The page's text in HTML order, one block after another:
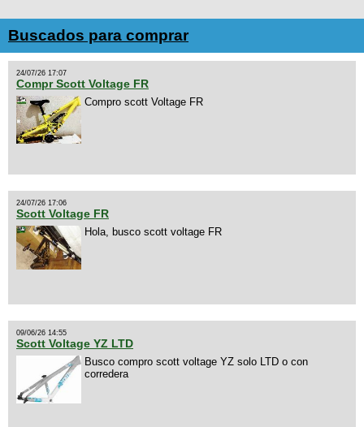
Buscados para comprar
24/07/26 17:07
Compr Scott Voltage FR
Compro scott Voltage FR
24/07/26 17:06
Scott Voltage FR
Hola, busco scott voltage FR
09/06/26 14:55
Scott Voltage YZ LTD
Busco compro scott voltage YZ solo LTD o con
corredera